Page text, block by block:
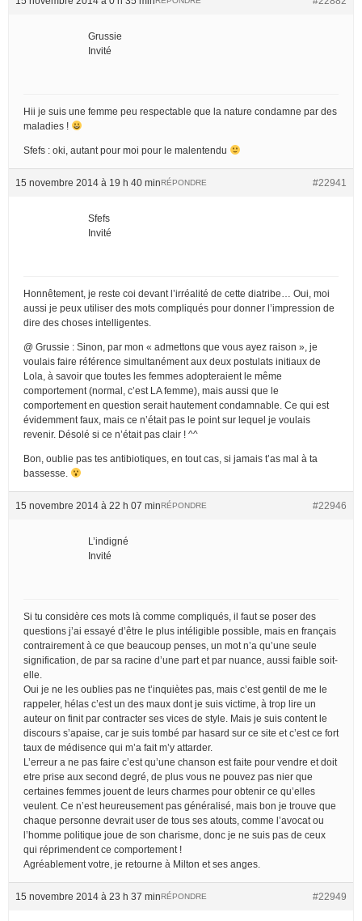
Grussie
Invité
Hii je suis une femme peu respectable que la nature condamne par des
maladies !
Sfefs : oki, autant pour moi pour le malentendu
15 novembre 2014 à 19 h 40 min #22941
RÉPONDRE
Sfefs
Invité
Honnêtement, je reste coi devant l’irréalité de cette diatribe… Oui, moi
aussi je peux utiliser des mots compliqués pour donner l’impression de
dire des choses intelligentes.
@ Grussie : Sinon, par mon « admettons que vous ayez raison », je
voulais faire référence simultanément aux deux postulats initiaux de
Lola, à savoir que toutes les femmes adopteraient le même
comportement (normal, c’est LA femme), mais aussi que le
comportement en question serait hautement condamnable. Ce qui est
évidemment faux, mais ce n’était pas le point sur lequel je voulais
revenir. Désolé si ce n’était pas clair ! ^^
Bon, oublie pas tes antibiotiques, en tout cas, si jamais t’as mal à ta
bassesse.
15 novembre 2014 à 22 h 07 min #22946
RÉPONDRE
L’indigné
Invité
Si tu considère ces mots là comme compliqués, il faut se poser des
questions j’ai essayé d’être le plus intéligible possible, mais en français
contrairement à ce que beaucoup penses, un mot n’a qu’une seule
signification, de par sa racine d’une part et par nuance, aussi faible soit-
elle.
Oui je ne les oublies pas ne t’inquiètes pas, mais c’est gentil de me le
rappeler, hélas c’est un des maux dont je suis victime, à trop lire un
auteur on finit par contracter ses vices de style. Mais je suis content le
discours s’apaise, car je suis tombé par hasard sur ce site et c’est ce fort
taux de médisence qui m’a fait m’y attarder.
L’erreur a ne pas faire c’est qu’une chanson est faite pour vendre et doit
etre prise aux second degré, de plus vous ne pouvez pas nier que
certaines femmes jouent de leurs charmes pour obtenir ce qu’elles
veulent. Ce n’est heureusement pas généralisé, mais bon je trouve que
chaque personne devrait user de tous ses atouts, comme l’avocat ou
l’homme politique joue de son charisme, donc je ne suis pas de ceux
qui réprimendent ce comportement !
Agréablement votre, je retourne à Milton et ses anges.
15 novembre 2014 à 23 h 37 min #22949
RÉPONDRE